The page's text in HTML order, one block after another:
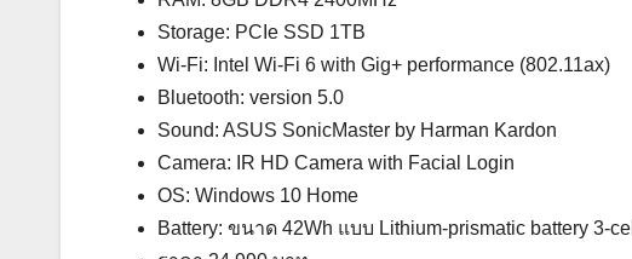
Storage: PCIe SSD 1TB
Wi-Fi: Intel Wi-Fi 6 with Gig+ performance (802.11ax)
Bluetooth: version 5.0
Sound: ASUS SonicMaster by Harman Kardon
Camera: IR HD Camera with Facial Login
OS: Windows 10 Home
Battery: ขนาด 42Wh แบบ Lithium-prismatic battery 3-cell